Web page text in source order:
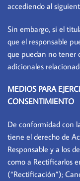
accediendo al
Sin embargo, si el
que el responsable
que puedan no tener
adicionales
MEDIOS PARA
CONSENTIMIENTO
De conformidad con
tiene el derecho de
Responsable y a los
como a Rectificarlos
(“Rectificación”);